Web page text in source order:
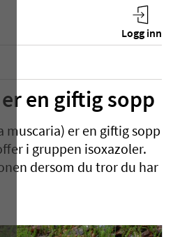
en giftig sopp
muscaria) er en giftig sopp
i gruppen isoxazoler.
dersom du tror du har